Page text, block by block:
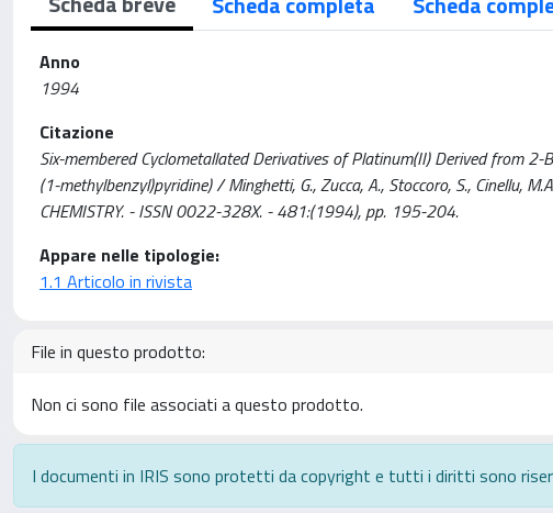
Anno
1994
Citazione
Six-membered Cyclometallated Derivatives of Platinum(II) Derived from
(1-methylbenzyl)pyridine) / Minghetti, G., Zucca, A., Stoccoro, S., Cinellu,
CHEMISTRY. - ISSN 0022-328X. - 481:(1994), pp. 195-204.
Appare nelle tipologie:
1.1 Articolo in rivista
File in questo prodotto:
Non ci sono file associati a questo prodotto.
I documenti in IRIS sono protetti da copyright e tutti i diritti sono